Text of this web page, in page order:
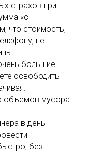
страхов при
«с
что стоимость,
не
большие
освободить
объемов мусора
в день
без